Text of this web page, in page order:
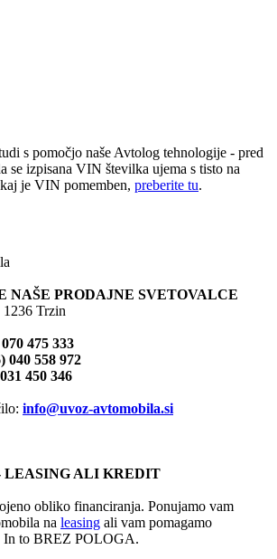
s pomočjo naše Avtolog tehnologije - pred
se izpisana VIN številka ujema s tisto na
je VIN pomemben, preberite tu.
NAŠE PRODAJNE SVETOVALCE
1236 Trzin
475 333
040 558 972
450 346
info@uvoz-avtomobila.si
LEASING ALI KREDIT
obliko financiranja. Ponujamo vam
na leasing ali vam pomagamo
In to BREZ POLOGA.